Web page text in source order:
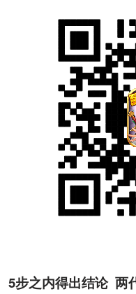
5步之内得出结论 两